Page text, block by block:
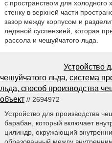
с пространством для холодного
стенку в верхней части
зазор между корпусом и
ледяной суспензией, которая
рассола и чешуйчатого льда.
Устройство
чешуйчатого льда, система
льда, способ производства
объект // 2694972
Устройство для производства
барабан, который включает
цилиндр, окружающий